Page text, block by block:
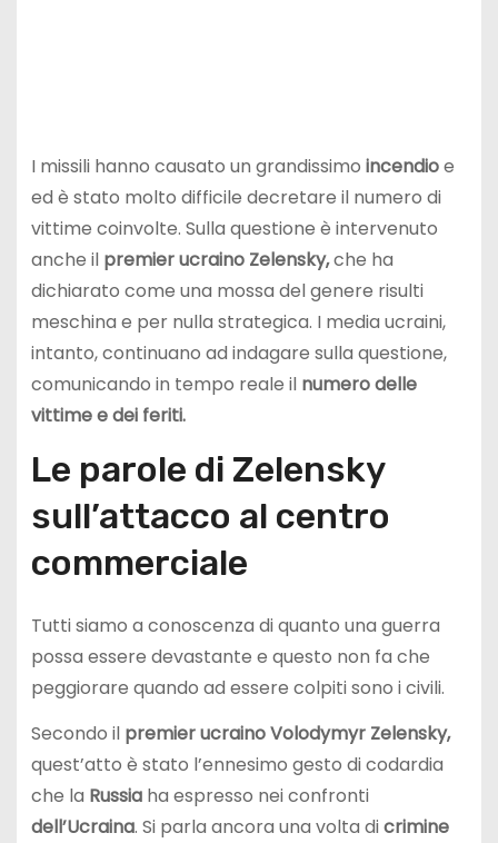
I missili hanno causato un grandissimo incendioe
ed è stato molto difficile decretare il numero di
vittime coinvolte. Sulla questione è intervenuto
anche il premier ucraino Zelensky,che ha
dichiarato come una mossa del genere risulti
meschina e per nulla strategica. I media ucraini,
intanto, continuano ad indagare sulla questione,
comunicando in tempo reale il numero delle
vittime e dei feriti.
Le parole di Zelensky
sull’attacco al centro
commerciale
Tutti siamo a conoscenza di quanto una guerra
possa essere devastante e questo non fa che
peggiorare quando ad essere colpiti sono i civili.
Secondo il premier ucraino Volodymyr Zelensky,
quest’atto è stato l’ennesimo gesto di codardia
che la Russiaha espresso nei confronti
dell’Ucraina. Si parla ancora una volta dicrimine